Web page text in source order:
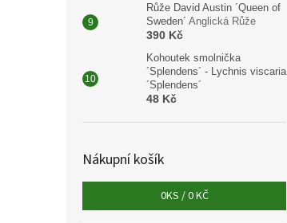
Růže David Austin ´Queen of
Sweden´ Anglická Růže
390 Kč
Kohoutek smolnička
´Splendens´ - Lychnis viscaria
´Splendens´
48 Kč
Nákupní košík
0KS /0 KČ